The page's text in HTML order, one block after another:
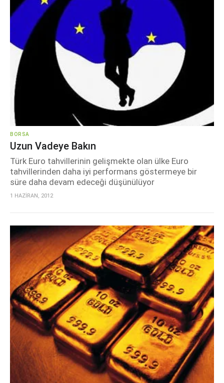
BORSA
Uzun Vadeye Bakın
Türk Euro tahvillerinin gelişmekte olan ülke Euro
tahvillerinden daha iyi performans göstermeye bir
süre daha devam edeceği düşünülüyor
1 HAZİRAN, 2012